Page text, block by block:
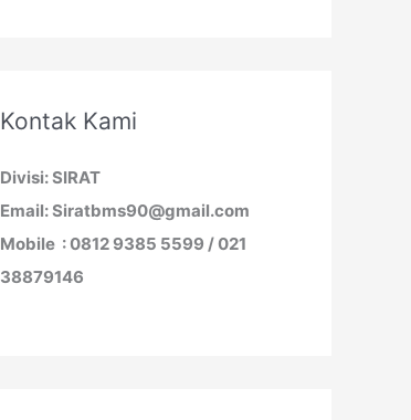
Kontak Kami
Divisi: SIRAT
Email: Siratbms90@gmail.com
Mobile : 0812 9385 5599 / 021
38879146